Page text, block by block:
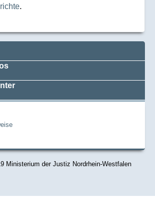
.
Ministerium der Justiz Nordrhein-Westfalen